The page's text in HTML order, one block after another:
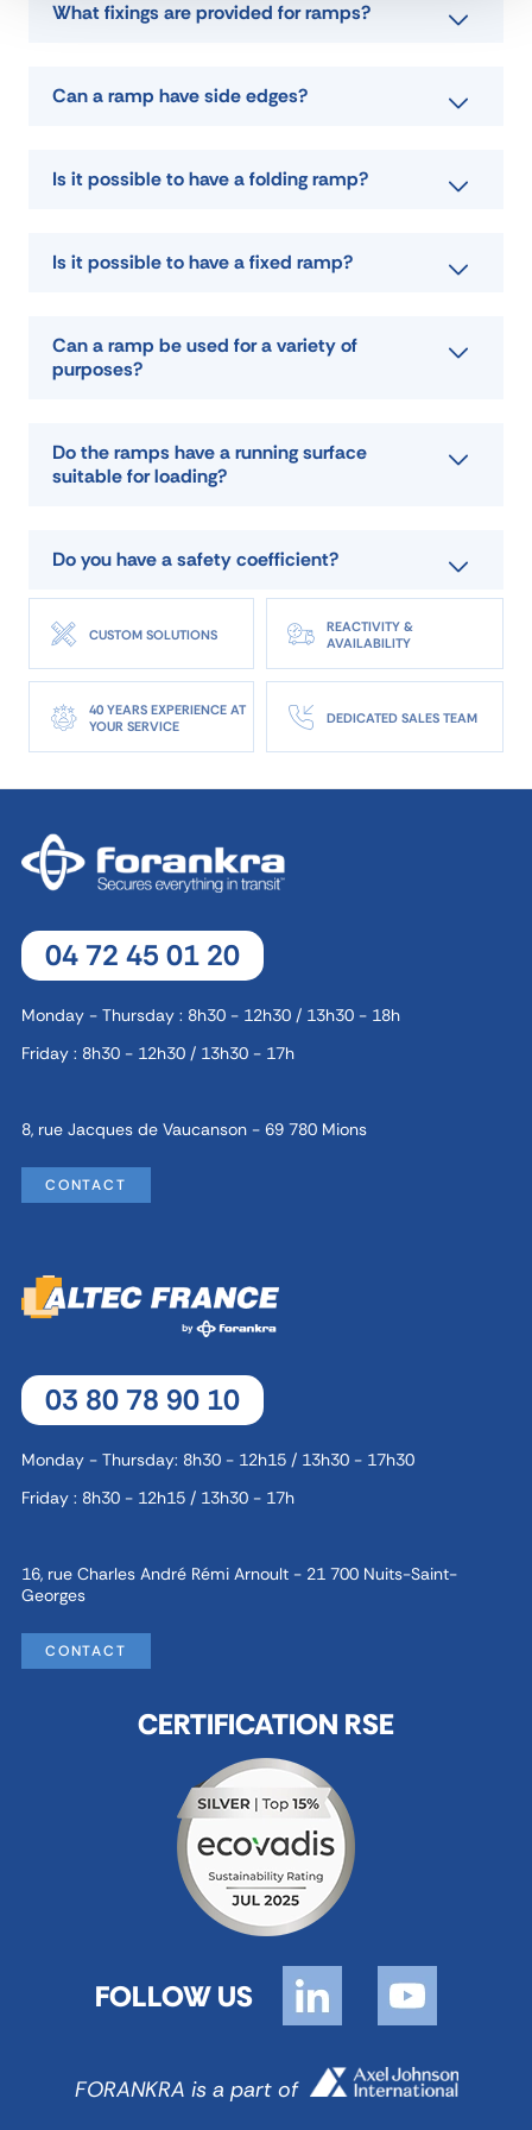
DOWNLOAD DATA SHEET
ASK FOR A QUOTE
What fixings are provided for ramps?
Can a ramp have side edges?
Is it possible to have a folding ramp?
Is it possible to have a fixed ramp?
Can a ramp be used for a variety of
purposes?
Do the ramps have a running surface
suitable for loading?
Do you have a safety coefficient?
CUSTOM SOLUTIONS
REACTIVITY &
AVAILABILITY
40 YEARS EXPERIENCE AT
YOUR SERVICE
DEDICATED SALES TEAM
04 72 45 01 20
Monday - Thursday : 8h30 - 12h30 / 13h30 - 18h
Friday : 8h30 - 12h30 / 13h30 - 17h
8, rue Jacques de Vaucanson - 69 780 Mions
CONTACT
03 80 78 90 10
Monday - Thursday: 8h30 - 12h15 / 13h30 - 17h30
Friday : 8h30 - 12h15 / 13h30 - 17h
16, rue Charles André Rémi Arnoult - 21 700 Nuits-Saint-
Georges
CONTACT
CERTIFICATION RSE
FOLLOW US
FORANKRA is a part of